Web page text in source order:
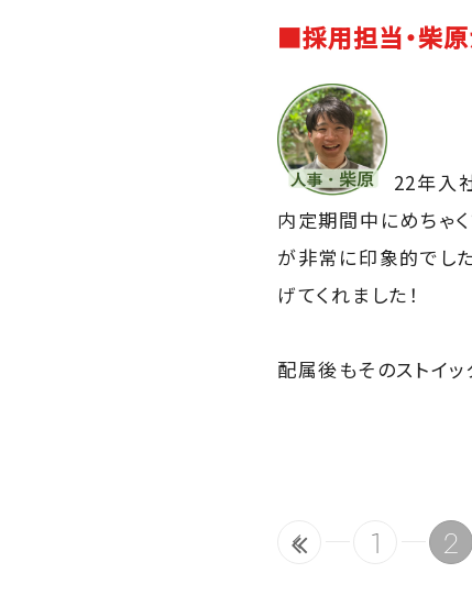
■採用担当・柴
22年入
内定期間中にめちゃく
が非常に印象的でし
げてくれました！
配属後もそのストイ
1 2